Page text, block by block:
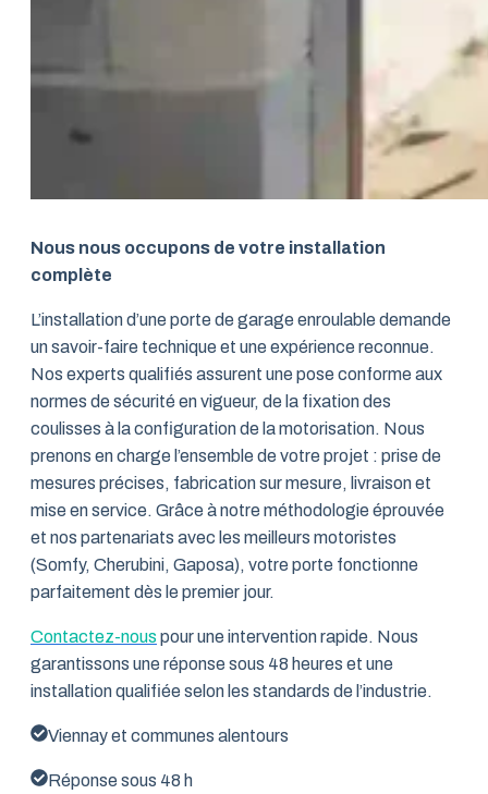
Nous nous occupons de votre installation
complète
L’installation d’une porte de garage enroulable demande
un savoir-faire technique et une expérience reconnue.
Nos experts qualifiés assurent une pose conforme aux
normes de sécurité en vigueur, de la fixation des
coulisses à la configuration de la motorisation. Nous
prenons en charge l’ensemble de votre projet : prise de
mesures précises, fabrication sur mesure, livraison et
mise en service. Grâce à notre méthodologie éprouvée
et nos partenariats avec les meilleurs motoristes
(Somfy, Cherubini, Gaposa), votre porte fonctionne
parfaitement dès le premier jour.
Contactez-nous pour une intervention rapide. Nous
garantissons une réponse sous 48 heures et une
installation qualifiée selon les standards de l’industrie.
Viennay et communes alentours
Réponse sous 48 h